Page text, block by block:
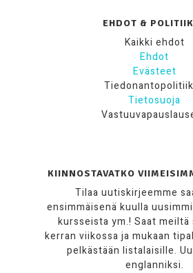
EHDOT &
Kaikki ehdot
Ehdot
Evästeet
Tietosuoja
KIINNOSTAVATKO
Tilaa uutiskirjeemme
ensimmäisenä kuulla
kursseista ym.! Saat meiltä
kerran viikossa ja mukaan
pelkästään listalaisille.
englanniksi.